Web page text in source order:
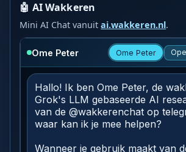
🤖 AI Wakkeren
Mini AI Chat vanuitai.wakkeren.nl.